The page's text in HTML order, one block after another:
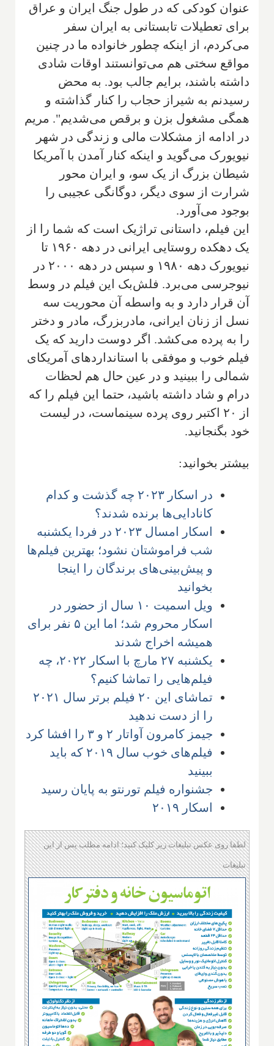
عنوان کودکی که در طول جنگ ایران و عراق
برای تعطیلات تابستانی به ایران سفر
می‌کردم، از اینکه چطور خانواده ما در چنین
مواقع سختی هم می‌توانستند اوقات شادی
داشته باشند، برایم جالب بود. به محض
رسیدنم به شیراز حجاب را کنار گذاشته و
همگی مشغول بزن و برقص می‌شدیم". مریم
در ادامه از مشکلات مالی و زندگی در شهر
نیویورک می‌گوید و اینکه کنار آمدن با آمریکا
شیطان بزرگ از یک سو، و ایران محور
شرارت از سوی دیگر، دوگانگی عجیبی را
بوجود می‌آورد.
این فیلم، داستانی تراژیک است که شما را از
یک دهکده روستایی ایرانی در دهه ۱۹۶۰ تا
نیویورک دهه ۱۹۸۰ و سپس در دهه ۲۰۰۰ در
نیوجرسی می‌برد. فلش‌بک این فیلم در وسط
آن قرار دارد و به واسطه آن محوریت سه
نسل از زنان ایرانی، مادربزرگ، مادر و دختر
را به پرده می‌کشد. اگر دوست دارید که یک
فیلم خوب و موفقی با استانداردهای آمریکای
شمالی را ببینید و در عین حال هم لحظات
درام و شاد داشته باشید، حتما این فیلم را که
از ۲۰ اکتبر روی پرده سینماست، در لیست
خود بگنجانید.
بیشتر بخوانید:
در اسکار ۲۰۲۳ چه گذشت و کدام
کانادایی‌ها برنده شدند؟
اسکار امسال ۲۰۲۳ در فردا یکشنبه
شب فراموشتان نشود؛ بهترین فیلم‌ها
و پیش‌بینی‌های برندگان را اینجا
بخوانید
ویل اسمیت ۱۰ سال از حضور در
اسکار محروم شد؛ اما این ۵ نفر برای
همیشه اخراج شدند
یکشنبه ۲۷ مارچ با اسکار ۲۰۲۲، چه
فیلم‌هایی را تماشا کنیم؟
تماشای این ۲۰ فیلم برتر سال ۲۰۲۱
را از دست ندهید
جیمز کامرون آواتار ۲ و ۳ را افشا کرد
فیلم‌های خوب‌ سال ۲۰۱۹ که باید
ببینید
جشنواره فیلم تورنتو به پایان رسید
اسکار ۲۰۱۹
لطفا روی عکس تبلیغات زیر کلیک کنید؛ ادامه مطلب پس از این
تبلیغات